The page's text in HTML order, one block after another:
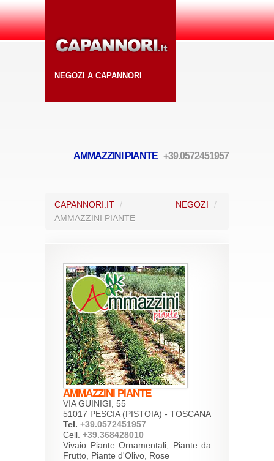
NEGOZI A CAPANNORI
AMMAZZINI PIANTE +39.0572451957
CAPANNORI.IT / NEGOZI
/
AMMAZZINI PIANTE
AMMAZZINI PIANTE
VIA GUINIGI, 55
51017 PESCIA (PISTOIA) - TOSCANA
Tel. +39.0572451957
Cell. +39.368428010
Vivaio Piante Ornamentali, Piante da
Frutto, Piante d'Olivo, Rose